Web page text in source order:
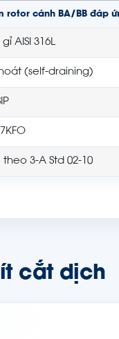
rotor cánh BA/BB đáp
AISI 316L
(self-draining)
theo 3-A Std 02-10
ít cắt dịch